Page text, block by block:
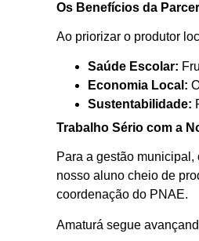
Os Benefícios da
Ao priorizar o produtor
Saúde Escolar:
Economia Local:
Sustentabilidade:
Trabalho Sério com a
Para a gestão
nosso aluno cheio de
coordenação do PNAE.
Amaturá segue